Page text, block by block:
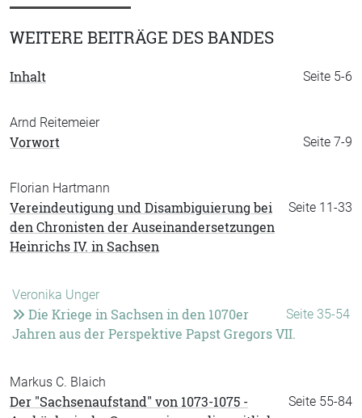
WEITERE BEITRÄGE DES BANDES
Seite 5-6
Inhalt
Arnd Reitemeier
Seite 7-9
Vorwort
Florian Hartmann
Seite 11-33
Vereindeutigung und Disambiguierung bei
den Chronisten der Auseinandersetzungen
Heinrichs IV. in Sachsen
Veronika Unger
Seite 35-54
Die Kriege in Sachsen in den 1070er
Jahren aus der Perspektive Papst Gregors VII.
Markus C. Blaich
Seite 55-84
Der "Sachsenaufstand" von 1073-1075 -